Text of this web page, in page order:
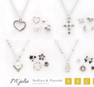
配送3cm